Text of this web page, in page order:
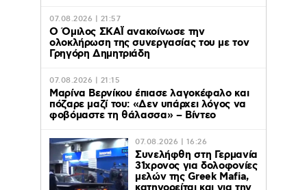
07.08.2026 | 21:57
Ο Όμιλος ΣΚΑΪ ανακοίνωσε την
ολοκλήρωση της συνεργασίας του με τον
Γρηγόρη Δημητριάδη
07.08.2026 | 21:15
Μαρίνα Βερνίκου έπιασε λαγοκέφαλο και
πόζαρε μαζί του: «Δεν υπάρχει λόγος να
φοβόμαστε τη θάλασσα» – Βίντεο
07.08.2026 | 16:26
Συνελήφθη στη Γερμανία
31χρονος για δολοφονίες
μελών της Greek Mafia,